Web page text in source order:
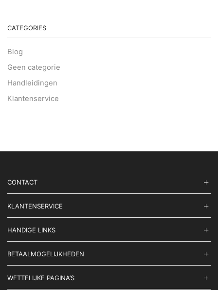
CATEGORIES
Blog
Geen categorie
Handleidingen
Klantenservice
CONTACT
KLANTENSERVICE
HANDIGE LINKS
BETAALMOGELIJKHEDEN
WETTELIJKE PAGINA’S